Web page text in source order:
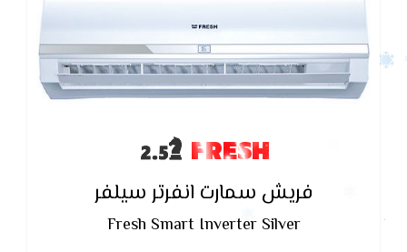
FRESH
فريش سمارت انفرتر سيلفر
Fresh Smart Inverter Silver